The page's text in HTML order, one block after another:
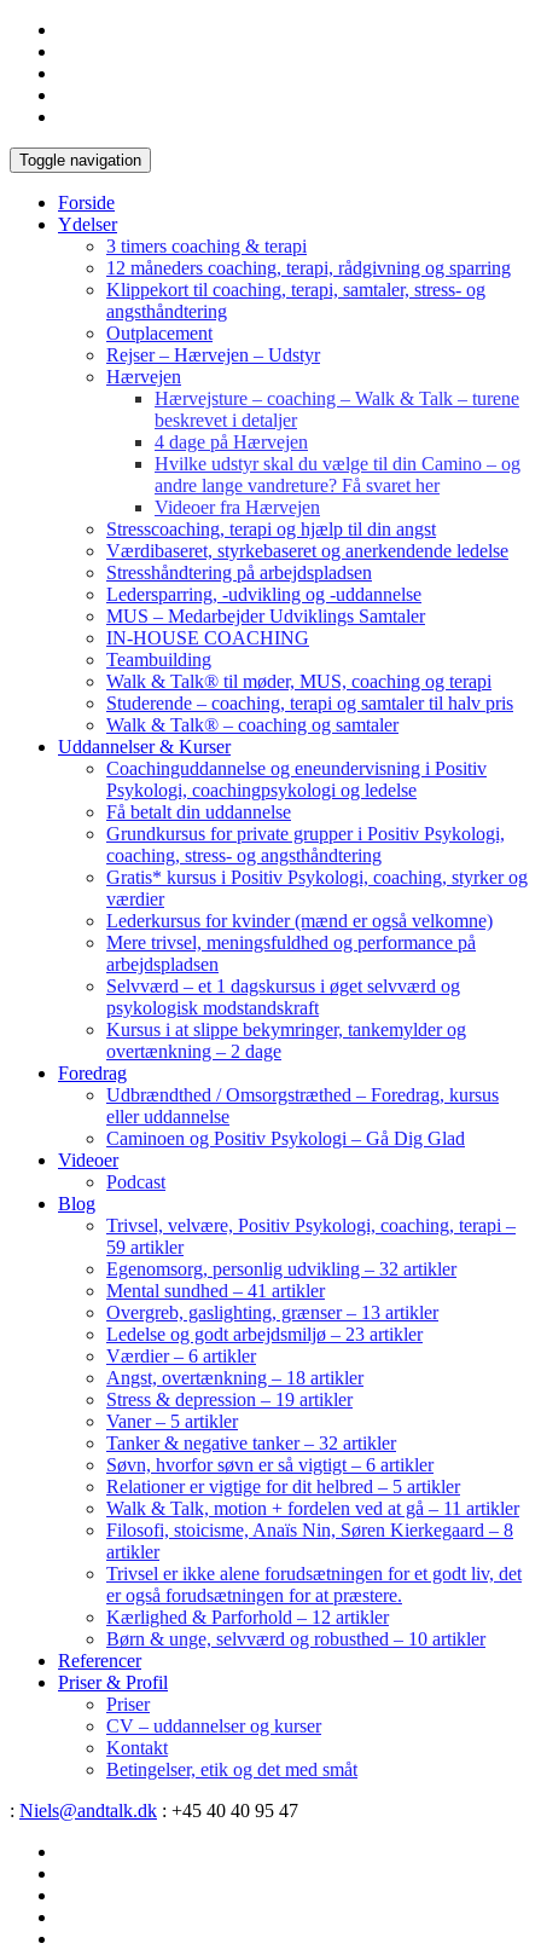
Toggle navigation
Forside
Ydelser
3 timers coaching & terapi
12 måneders coaching, terapi, rådgivning og sparring
Klippekort til coaching, terapi, samtaler, stress- og
angsthåndtering
Outplacement
Rejser – Hærvejen – Udstyr
Hærvejen
Hærvejsture – coaching – Walk & Talk – turene
beskrevet i detaljer
4 dage på Hærvejen
Hvilke udstyr skal du vælge til din Camino – og
andre lange vandreture? Få svaret her
Videoer fra Hærvejen
Stresscoaching, terapi og hjælp til din angst
Værdibaseret, styrkebaseret og anerkendende ledelse
Stresshåndtering på arbejdspladsen
Ledersparring, -udvikling og -uddannelse
MUS – Medarbejder Udviklings Samtaler
IN-HOUSE COACHING
Teambuilding
Walk & Talk® til møder, MUS, coaching og terapi
Studerende – coaching, terapi og samtaler til halv pris
Walk & Talk® – coaching og samtaler
Uddannelser & Kurser
Coachinguddannelse og eneundervisning i Positiv
Psykologi, coachingpsykologi og ledelse
Få betalt din uddannelse
Grundkursus for private grupper i Positiv Psykologi,
coaching, stress- og angsthåndtering
Gratis* kursus i Positiv Psykologi, coaching, styrker og
værdier
Lederkursus for kvinder (mænd er også velkomne)
Mere trivsel, meningsfuldhed og performance på
arbejdspladsen
Selvværd – et 1 dagskursus i øget selvværd og
psykologisk modstandskraft
Kursus i at slippe bekymringer, tankemylder og
overtænkning – 2 dage
Foredrag
Udbrændthed / Omsorgstræthed – Foredrag, kursus
eller uddannelse
Caminoen og Positiv Psykologi – Gå Dig Glad
Videoer
Podcast
Blog
Trivsel, velvære, Positiv Psykologi, coaching, terapi –
59 artikler
Egenomsorg, personlig udvikling – 32 artikler
Mental sundhed – 41 artikler
Overgreb, gaslighting, grænser – 13 artikler
Ledelse og godt arbejdsmiljø – 23 artikler
Værdier – 6 artikler
Angst, overtænkning – 18 artikler
Stress & depression – 19 artikler
Vaner – 5 artikler
Tanker & negative tanker – 32 artikler
Søvn, hvorfor søvn er så vigtigt – 6 artikler
Relationer er vigtige for dit helbred – 5 artikler
Walk & Talk, motion + fordelen ved at gå – 11 artikler
Filosofi, stoicisme, Anaïs Nin, Søren Kierkegaard – 8
artikler
Trivsel er ikke alene forudsætningen for et godt liv, det
er også forudsætningen for at præstere.
Kærlighed & Parforhold – 12 artikler
Børn & unge, selvværd og robusthed – 10 artikler
Referencer
Priser & Profil
Priser
CV – uddannelser og kurser
Kontakt
Betingelser, etik og det med småt
: Niels@andtalk.dk : +45 40 40 95 47